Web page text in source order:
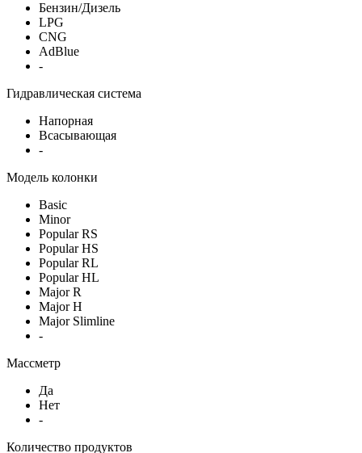
Бензин/Дизель
LPG
CNG
AdBlue
-
Гидравлическая система
Напорная
Всасывающая
-
Модель колонки
Basic
Minor
Popular RS
Popular HS
Popular RL
Popular HL
Major R
Major H
Major Slimline
-
Массметр
Да
Нет
-
Количество продуктов